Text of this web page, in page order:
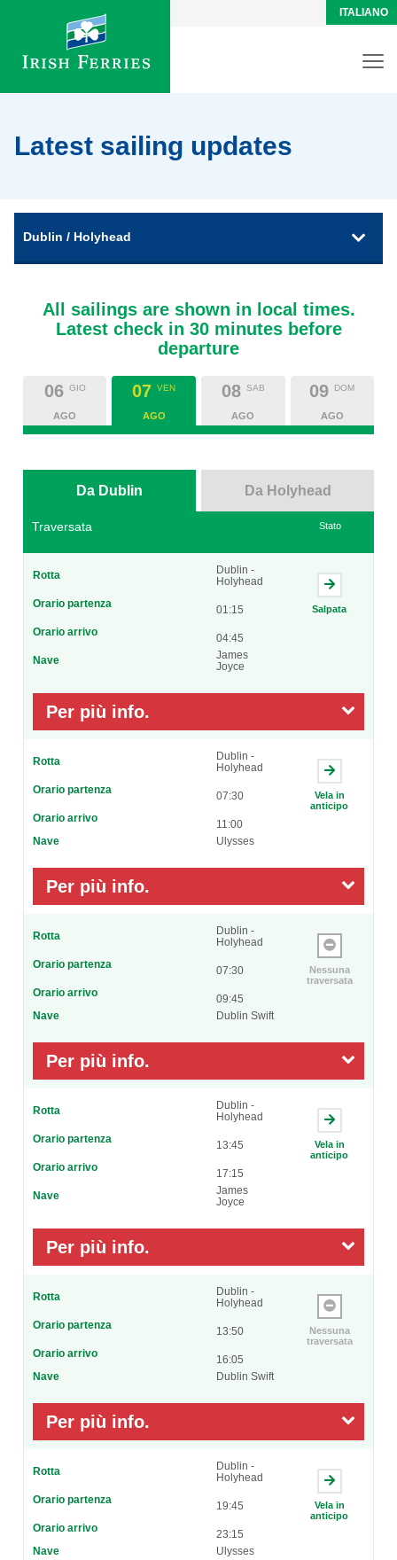
ITALIANO
Latest sailing updates
Dublin / Holyhead
All sailings are shown in local times.
Latest check in 30 minutes before
departure
06 GIO
AGO
07VEN
AGO
08 SAB
AGO
09 DOM
AGO
Da Dublin Da Holyhead
Traversata Stato
Rotta
Dublin -
Holyhead
Orario partenza
01:15
Orario arrivo
04:45
Nave
James
Joyce
Salpata
Per più info.
Rotta
Dublin -
Holyhead
Orario partenza
07:30
Orario arrivo
11:00
Nave
Ulysses
Vela in
anticipo
Per più info.
Rotta
Dublin -
Holyhead
Orario partenza
07:30
Orario arrivo
09:45
Nave
Dublin Swift
Nessuna
traversata
Per più info.
Rotta
Dublin -
Holyhead
Orario partenza
13:45
Orario arrivo
17:15
Nave
James
Joyce
Vela in
anticipo
Per più info.
Rotta
Dublin -
Holyhead
Orario partenza
13:50
Orario arrivo
16:05
Nave
Dublin Swift
Nessuna
traversata
Per più info.
Rotta
Dublin -
Holyhead
Orario partenza
19:45
Orario arrivo
23:15
Nave
Ulysses
Vela in
anticipo